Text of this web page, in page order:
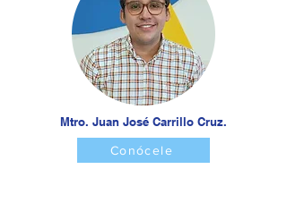
Mtro. Juan José Carrillo Cruz.
Conócele